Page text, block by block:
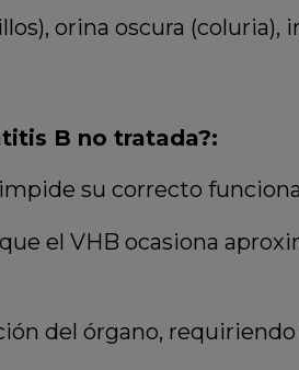
orina oscura
B no tratada?:
su correcto
el VHB ocasiona
del órgano,